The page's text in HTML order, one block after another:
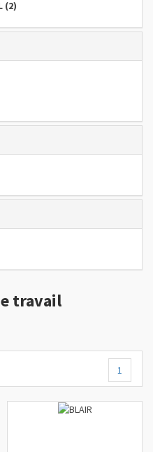
(2)
travail
1